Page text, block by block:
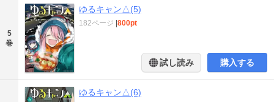
5
巻
ゆるキャン△(5)
182ページ |800pt
試し読み 購入する
ゆるキャン△(6)